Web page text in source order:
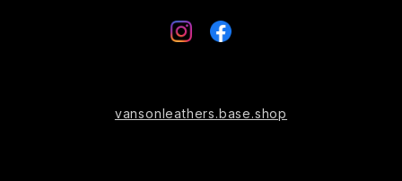
vansonleathers.base.shop